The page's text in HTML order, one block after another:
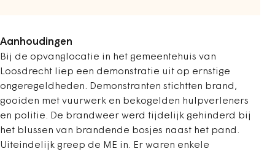
Aanhoudingen
Bij de opvanglocatie in het gemeentehuis van
Loosdrecht liep een demonstratie uit op ernstige
ongeregeldheden. Demonstranten stichtten brand,
gooiden met vuurwerk en bekogelden hulpverleners
en politie. De brandweer werd tijdelijk gehinderd bij
het blussen van brandende bosjes naast het pand.
Uiteindelijk greep de ME in. Er waren enkele